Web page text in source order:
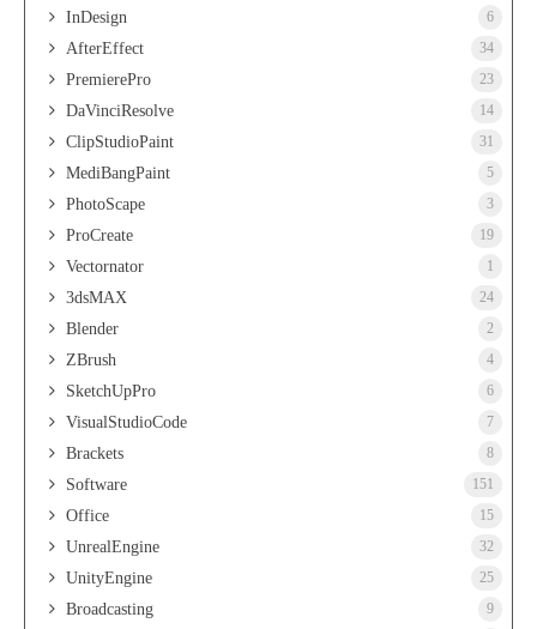
InDesign 6
AfterEffect 34
PremierePro 23
DaVinciResolve 14
ClipStudioPaint 31
MediBangPaint 5
PhotoScape 3
ProCreate 19
Vectornator 1
3dsMAX 24
Blender 2
ZBrush 4
SketchUpPro 6
VisualStudioCode 7
Brackets 8
Software 151
Office 15
UnrealEngine 32
UnityEngine 25
Broadcasting 9